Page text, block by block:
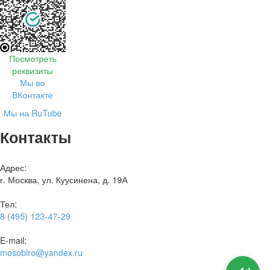
Посмотреть
реквизиты
Мы во
ВКонтакте
Мы на RuTube
Контакты
Адрес:
г. Москва, ул. Куусинена, д. 19А
Тел:
8 (495) 123-47-29
E-mail:
mosoblro@yandex.ru